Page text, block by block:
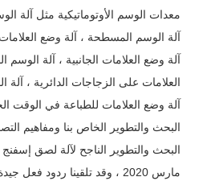
معدات الوسم الأوتوماتيكية مثل آلة
آلة الوسم المسطحة ، آلة وضع
آلة وضع العلامات الجانبية ، آلة
العلامات على الزجاجات الدائرية ، آلة
آلة وضع العلامات للطباعة في الوقت
البحث والتطوير الخاص بنا ومفاهيم
البحث والتطوير الناجح لآلة لصق
مارس 2020 ، وقد تلقينا ردود فعل جيدة في السوق.